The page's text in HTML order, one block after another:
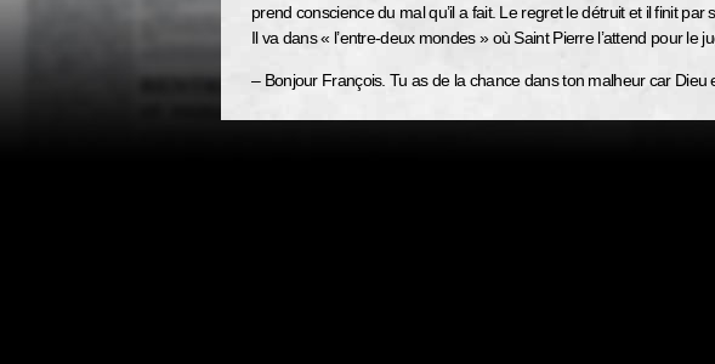
prend conscience du mal qu’il a fait. Le regret le détruit et il finit par
Il va dans « l’entre-deux mondes » où Saint Pierre l’attend pour le
– Bonjour François. Tu as de la chance dans ton malheur car